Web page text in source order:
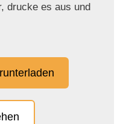
drucke es aus und